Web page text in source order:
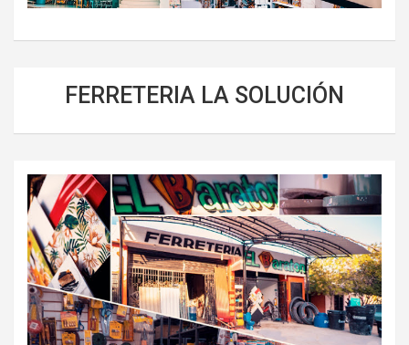
FERRETERIA LA SOLUCIÓN